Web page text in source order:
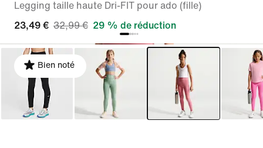
Legging taille haute Dri-FIT pour ado (fille)
23,49 € 32,99 € 29 % de réduction
Bien noté